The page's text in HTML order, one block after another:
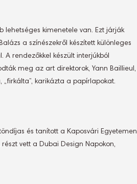
lehetséges kimenetele van. Ezt járják
a színészekről készített különleges
rendezőkkel készült interjúkból
meg az art direktorok, Yann Baillieul,
karikázta a papírlapokat.
és tanított a Kaposvári Egyetemen
vett a Dubai Design Napokon,